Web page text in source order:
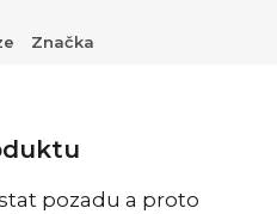
Značka
pozadu a proto